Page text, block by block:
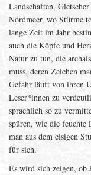
Landschaften,
Nordmeer, wo Stürme
lange Zeit im Jahr
auch die Köpfe und
Natur zu tun, die
muss, deren Zeichen
Gefahr läuft von ihren
Leser*innen zu
sprachlich so zu
spüren, wie die feuchte
man aus dem eisigen
für sich.
Es wird sich zeigen, ob